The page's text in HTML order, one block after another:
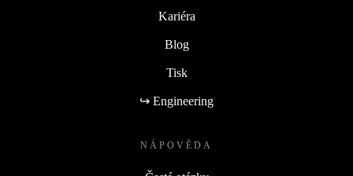
Kariéra
Blog
Tisk
↪ Engineering
NÁPOVĚDA